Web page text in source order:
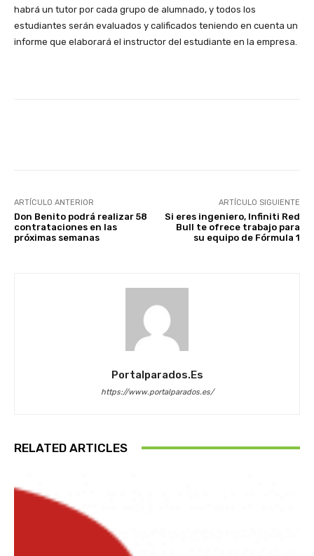
habrá un tutor por cada grupo de alumnado, y todos los
estudiantes serán evaluados y calificados teniendo en cuenta un
informe que elaborará el instructor del estudiante en la empresa.
ARTÍCULO ANTERIOR
Don Benito podrá realizar 58
contrataciones en las
próximas semanas
ARTÍCULO SIGUIENTE
Si eres ingeniero, Infiniti Red
Bull te ofrece trabajo para
su equipo de Fórmula 1
Portalparados.es
https://www.portalparados.es/
RELATED ARTICLES